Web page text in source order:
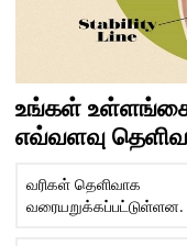
உங்கள்
எவ்வளவு
வரிகள் தெளிவாக
வரையறுக்கப்பட்டுள்ளன.